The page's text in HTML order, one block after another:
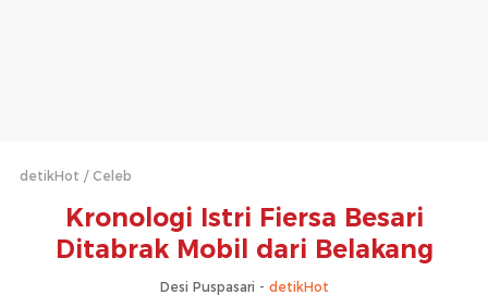
detikHot Celeb
Kronologi Istri Fiersa Besari
Ditabrak Mobil dari Belakang
Desi Puspasari - detikHot